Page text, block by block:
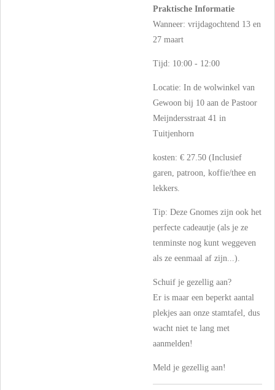
Praktische Informatie
Wanneer: vrijdagochtend 13 en
27 maart
Tijd: 10:00 - 12:00
Locatie: In de wolwinkel van
Gewoon bij 10 aan de Pastoor
Meijndersstraat 41 in
Tuitjenhorn
kosten: € 27.50 (Inclusief
garen, patroon, koffie/thee en
lekkers.
Tip: Deze Gnomes zijn ook het
perfecte cadeautje (als je ze
tenminste nog kunt weggeven
als ze eenmaal af zijn...).
Schuif je gezellig aan?
Er is maar een beperkt aantal
plekjes aan onze stamtafel, dus
wacht niet te lang met
aanmelden!
Meld je gezellig aan!